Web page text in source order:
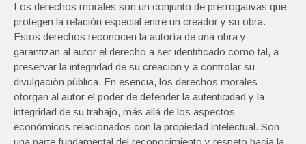
Los derechos morales son un conjunto de prerrogativas que
protegen la relación especial entre un creador y su obra.
Estos derechos reconocen la autoría de una obra y
garantizan al autor el derecho a ser identificado como tal, a
preservar la integridad de su creación y a controlar su
divulgación pública. En esencia, los derechos morales
otorgan al autor el poder de defender la autenticidad y la
integridad de su trabajo, más allá de los aspectos
económicos relacionados con la propiedad intelectual. Son